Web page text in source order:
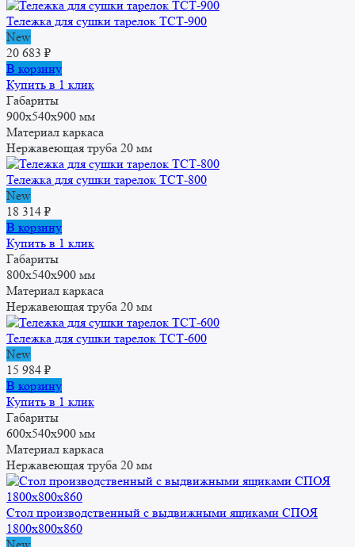
Тележка для сушки тарелок ТСТ-900
New
20 683 ₽
В корзину
Купить в 1 клик
Габариты
900x540x900 мм
Материал каркаса
Нержавеющая труба 20 мм
Тележка для сушки тарелок ТСТ-800
New
18 314 ₽
В корзину
Купить в 1 клик
Габариты
800x540x900 мм
Материал каркаса
Нержавеющая труба 20 мм
Тележка для сушки тарелок ТСТ-600
New
15 984 ₽
В корзину
Купить в 1 клик
Габариты
600x540x900 мм
Материал каркаса
Нержавеющая труба 20 мм
Стол производственный с выдвижными ящиками СПОЯ
1800x800x860